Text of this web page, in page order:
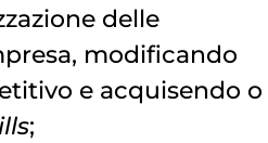
delle
modificando
e acquisendo o
;